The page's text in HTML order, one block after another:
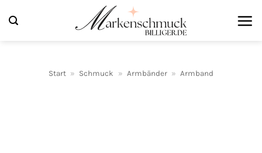
Inhalt
Start » Schmuck » Armbänder » Armband